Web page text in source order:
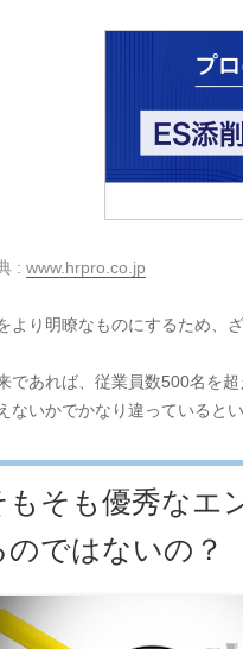
: www.hrpro.co.jp
より明瞭なものにするため、
であれば、従業員数500名を
ないかでかなり違っていると
もそも優秀なエ
のではないの？